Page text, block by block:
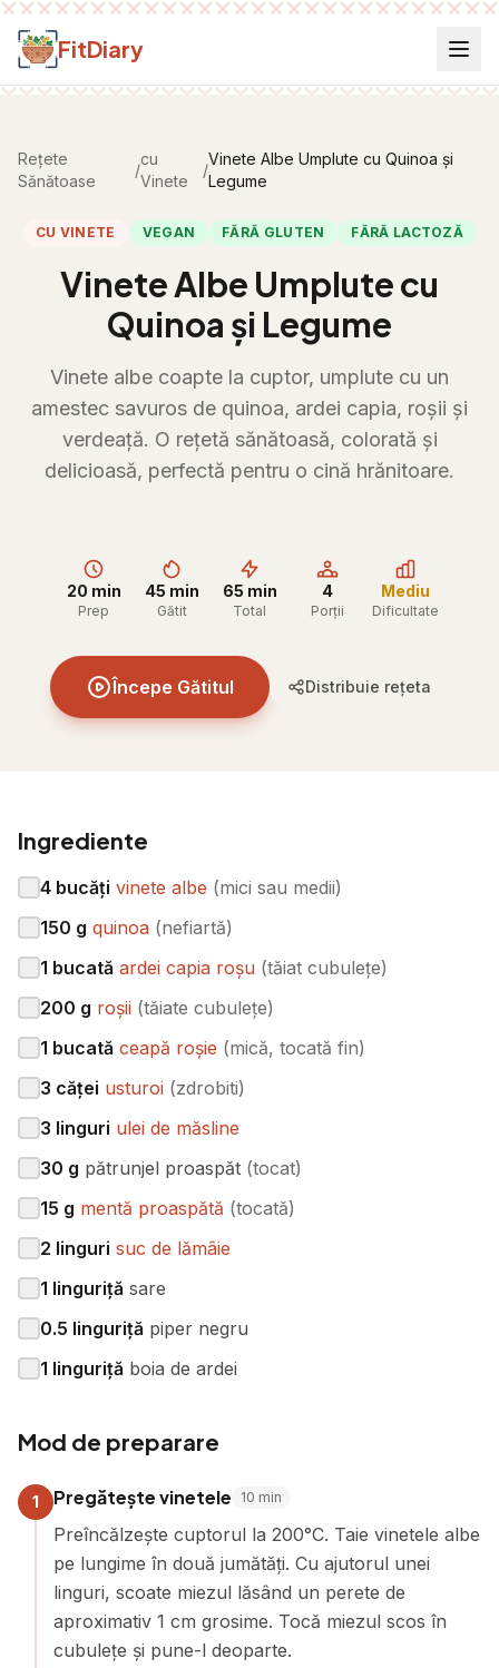
Salt la conținut
FitDiary
Rețete
Sănătoase
/
cu
Vinete
/
Vinete Albe Umplute cu Quinoa și
Legume
CU VINETE VEGAN FĂRĂ GLUTEN FĂRĂ LACTOZĂ
Vinete Albe Umplute cu
Quinoa și Legume
Vinete albe coapte la cuptor, umplute cu un
amestec savuros de quinoa, ardei capia, roșii și
verdeață. O rețetă sănătoasă, colorată și
delicioasă, perfectă pentru o cină hrănitoare.
20 min
Prep
45 min
Gătit
65 min
Total
4
Porții
Mediu
Dificultate
Începe Gătitul Distribuie rețeta
Ingrediente
4 bucăți vinete albe (mici sau medii)
150 g quinoa (nefiartă)
1 bucată ardei capia roșu (tăiat cubulețe)
200 g roșii (tăiate cubulețe)
1 bucată ceapă roșie (mică, tocată fin)
3 căței usturoi (zdrobiti)
3 linguri ulei de măsline
30 g pătrunjel proaspăt (tocat)
15 g mentă proaspătă (tocată)
2 linguri suc de lămâie
1 linguriță sare
0.5 linguriță piper negru
1 linguriță boia de ardei
Mod de preparare
1 Pregătește vinetele 10 min
Preîncălzește cuptorul la 200°C. Taie vinetele albe
pe lungime în două jumătăți. Cu ajutorul unei
linguri, scoate miezul lăsând un perete de
aproximativ 1 cm grosime. Tocă miezul scos în
cubulețe și pune-l deoparte.